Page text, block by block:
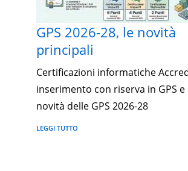
GPS 2026-28, le novità
principali
Certificazioni informatiche
inserimento con riserva in GPS
novità delle GPS 2026-28
LEGGI TUTTO